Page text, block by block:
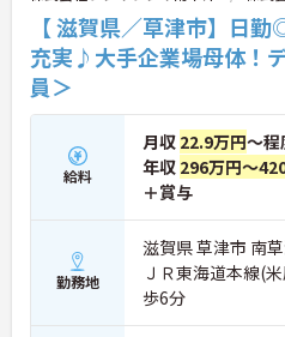
す。
【 滋賀県／草津市】日
充実♪大手企業場母体！
員＞
給料
月収 22.9万円～程
年収 296万円～
＋賞与
勤務地
滋賀県 草津市 南
ＪＲ東海道本線(
歩6分